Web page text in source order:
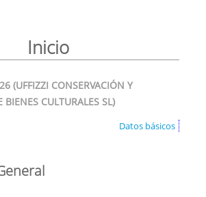
Inicio
(UFFIZZI CONSERVACIÓN Y
BIENES CULTURALES SL)
Datos básicos